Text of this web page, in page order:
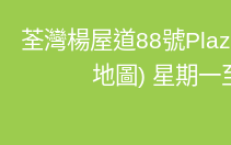
荃灣楊屋道88號
地圖) 星期一